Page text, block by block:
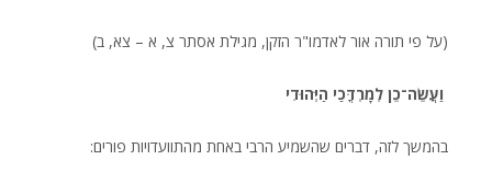
(על פי תורה אור לאדמו"ר הזקן, מגילת אסתר צ, א – צא, ב)
וַעֲשֵׂה־כֵן לְמָרְדֳּכַי הַיְּהוּדִי
בהמשך לזה, דברים שהשמיע הרבי באחת מהתוועדויות פורים: